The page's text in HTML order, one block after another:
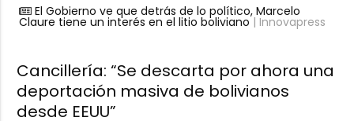
El Gobierno ve que detrás de lo político, Marcelo
Claure tiene un interés en el litio boliviano | Innovapress
Cancillería: “Se descarta por ahora una
deportación masiva de bolivianos
desde EEUU”